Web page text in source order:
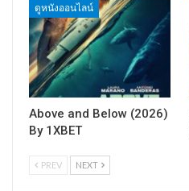
ดูหนังออนไลน์
Above and Below (2026)
By 1XBET
PREV NEXT